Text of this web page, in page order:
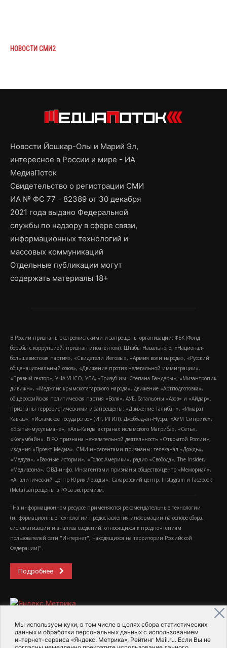
Мы используем куки, в том числе в целях сбора статистических
данных и обработки персональных данных с использованием
интернет-сервиса «Яндекс. Метрика», Рейтинг Mail.ru. Если Вы не
НОВОСТИ СМИ2
Новости Йошкар-Олы и Марий Эл,
интересное в России и мире - ИА
МедиаПоток
Свидетельство о регистрации СМИ
ИА № ФС 77 - 82389 от 30 декабря
2021 года выдано Федеральной
службы по надзору в сфере связи,
информационных технологий и
массовых коммуникаций
Отдельные публикации могут
содержать материалы 18+
В России признаны экстремистскими и запрещены организации: ФБК (Фонд
борьбы с коррупцией, признан иноагентом), Штабы Навального, «Национал-
большевистская партия», «Свидетели Иеговы», «Армия воли народа», «Русский
общенациональный союз», «Движение против нелегальной иммиграции»,
«Правый сектор», УНА-УНСО, УПА, «Тризуб им. Степана Бандеры», «Мизантропик
дивижн», «Меджлис крымскотатарского народа», движение «Артподготовка»,
общероссийская политическая партия «Воля», АУЕ, батальоны «Азов» и «Айдар».
Признаны террористическими и запрещены: «Движение Талибан», «Имарат
Кавказ», «Исламское государство» (ИГ, ИГИЛ), Джебхад-ан-Нусра, «АУМ Синрике»,
«Братья-мусульмане», «Аль-Каида в странах исламского Магриба», «Сеть»,
«Колумбайн». В РФ признана нежелательной деятельность «Открытой России»,
издания «Проект Медиа». СМИ-иноагентами признаны: телеканал «Дождь»,
«Медуза», «Важные истории», «Голос Америки», радио «Свобода», The Insider,
«Медиазона», ОВД-инфо. Иноагентами признаны общество/центр «Мемориал»,
«Аналитический Центр Юрия Левады», Сахаровский центр. Instagram и Facebook
(Metа) запрещены в РФ за экстремизм.
"На информационном ресурсе применяются рекомендательные технологии
(информационные технологии предоставления информации на основе сбора,
систематизации и анализа сведений, относящихся к предпочтениям
пользователей сети "Интернет", находящихся на территории Российской
Федерации)".
Подробнее